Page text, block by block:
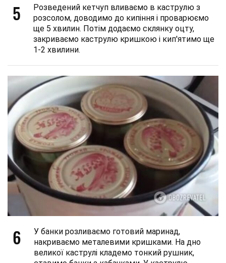
5
Розведений кетчуп вливаємо в каструлю з
розсолом, доводимо до кипіння і проварюємо
ще 5 хвилин. Потім додаємо склянку оцту,
закриваємо каструлю кришкою і кип'ятимо ще
1-2 хвилини.
6
У банки розливаємо готовий маринад,
накриваємо металевими кришками. На дно
великої каструлі кладемо тонкий рушник,